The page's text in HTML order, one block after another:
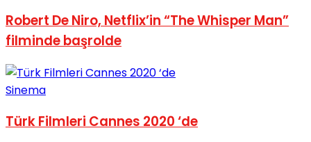
Robert De Niro, Netflix’in “The Whisper Man”
filminde başrolde
Sinema
Türk Filmleri Cannes 2020 ‘de